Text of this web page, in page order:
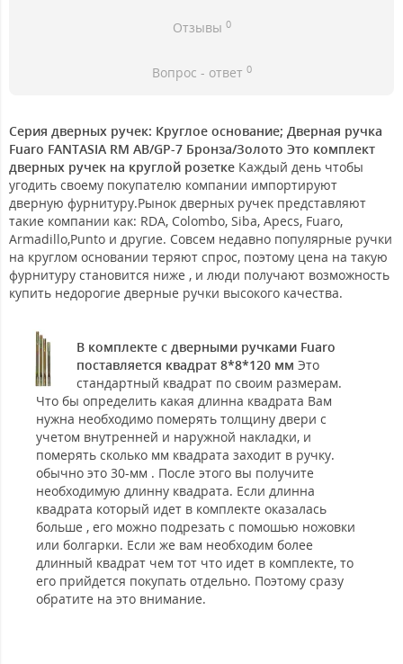
Отзывы 0
Вопрос - ответ 0
Серия дверных ручек: Круглое основание; Дверная ручка
Fuaro FANTASIA RM AB/GP-7 Бронза/Золото Это комплект
дверных ручек на круглой розетке Каждый день чтобы
угодить своему покупателю компании импортируют
дверную фурнитуру.Рынок дверных ручек представляют
такие компании как: RDA, Colombo, Siba, Apecs, Fuaro,
Armadillo,Punto и другие. Совсем недавно популярные ручки
на круглом основании теряют спрос, поэтому цена на такую
фурнитуру становится ниже , и люди получают возможность
купить недорогие дверные ручки высокого качества.
В комплекте с дверными ручками Fuaro
поставляется квадрат 8*8*120 мм Это
стандартный квадрат по своим размерам.
Что бы определить какая длинна квадрата Вам
нужна необходимо померять толщину двери с
учетом внутренней и наружной накладки, и
померять сколько мм квадрата заходит в ручку.
обычно это 30-мм . После этого вы получите
необходимую длинну квадрата. Если длинна
квадрата который идет в комплекте оказалась
больше , его можно подрезать с помошью ножовки
или болгарки. Если же вам необходим более
длинный квадрат чем тот что идет в комплекте, то
его прийдется покупать отдельно. Поэтому сразу
обратите на это внимание.